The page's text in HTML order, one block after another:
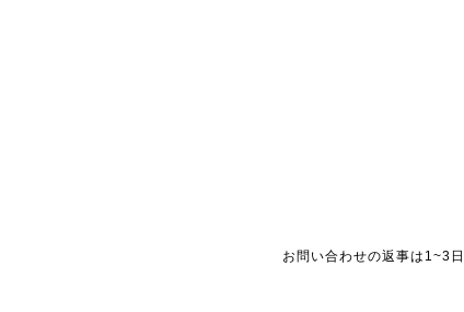
お問い合わせの返事は1~3